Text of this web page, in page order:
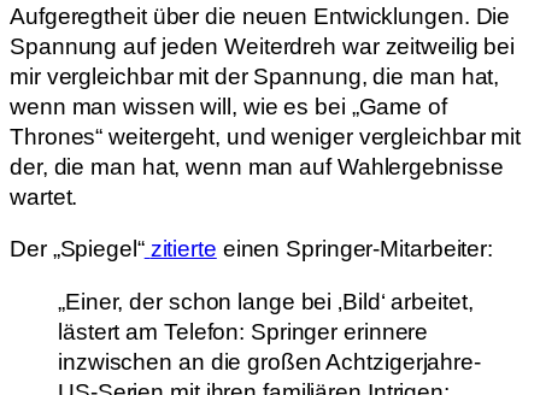
Aufgeregtheit über die neuen Entwicklungen. Die
Spannung auf jeden Weiterdreh war zeitweilig bei
mir vergleichbar mit der Spannung, die man hat,
wenn man wissen will, wie es bei „Game of
Thrones“ weitergeht, und weniger vergleichbar mit
der, die man hat, wenn man auf Wahlergebnisse
wartet.
Der „Spiegel“ zitierte einen Springer-Mitarbeiter:
„Einer, der schon lange bei ‚Bild‘ arbeitet,
lästert am Telefon: Springer erinnere
inzwischen an die großen Achtzigerjahre-